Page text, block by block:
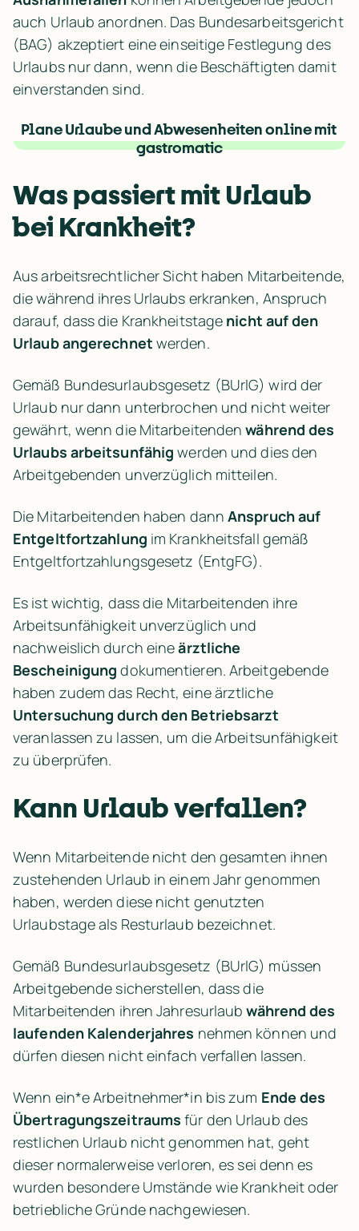
auch Urlaub anordnen. Das Bundesarbeitsgericht
(BAG) akzeptiert eine einseitige Festlegung des
Urlaubs nur dann, wenn die Beschäftigten damit
einverstanden sind.
Plane Urlaube und Abwesenheiten online mit
gastromatic
Was passiert mit Urlaub
bei Krankheit?
Aus arbeitsrechtlicher Sicht haben Mitarbeitende,
die während ihres Urlaubs erkranken, Anspruch
darauf, dass die Krankheitstage nicht auf den
Urlaub angerechnet werden.
Gemäß Bundesurlaubsgesetz (BUrlG) wird der
Urlaub nur dann unterbrochen und nicht weiter
gewährt, wenn die Mitarbeitenden während des
Urlaubs arbeitsunfähig werden und dies den
Arbeitgebenden unverzüglich mitteilen.
Die Mitarbeitenden haben dann Anspruch auf
Entgeltfortzahlung im Krankheitsfall gemäß
Entgeltfortzahlungsgesetz (EntgFG).
Es ist wichtig, dass die Mitarbeitenden ihre
Arbeitsunfähigkeit unverzüglich und
nachweislich durch eine ärztliche
Bescheinigung dokumentieren. Arbeitgebende
haben zudem das Recht, eine ärztliche
Untersuchung durch den Betriebsarzt
veranlassen zu lassen, um die Arbeitsunfähigkeit
zu überprüfen.
Kann Urlaub verfallen?
Wenn Mitarbeitende nicht den gesamten ihnen
zustehenden Urlaub in einem Jahr genommen
haben, werden diese nicht genutzten
Urlaubstage als Resturlaub bezeichnet.
Gemäß Bundesurlaubsgesetz (BUrlG) müssen
Arbeitgebende sicherstellen, dass die
Mitarbeitenden ihren Jahresurlaub während des
laufenden Kalenderjahres nehmen können und
dürfen diesen nicht einfach verfallen lassen.
Wenn ein*e Arbeitnehmer*in bis zum Ende des
Übertragungszeitraums für den Urlaub des
restlichen Urlaub nicht genommen hat, geht
dieser normalerweise verloren, es sei denn es
wurden besondere Umstände wie Krankheit oder
betriebliche Gründe nachgewiesen.